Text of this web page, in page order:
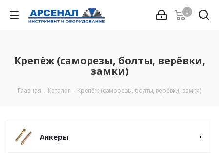
0
Крепёж (саморезы, болты, верёвки,
замки)
Главная - Каталог - Крепёж (саморезы, болты, верёвки, замки)
Анкеры